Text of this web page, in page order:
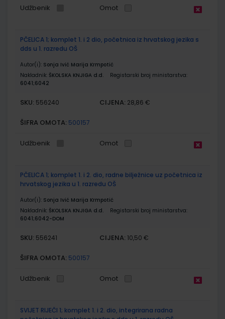
Udžbenik Omot
PČELICA 1; komplet 1. i 2 dio, početnica iz hrvatskog jezika s
dds u 1. razredu OŠ
Autor(i): Sonja Ivić Marija Krmpotić
Nakladnik: ŠKOLSKA KNJIGA d.d.
Registarski broj ministarstva:
6041;6042
SKU: 556240 CIJENA: 28,86 €
ŠIFRA OMOTA: 500157
Udžbenik Omot
PČELICA 1; komplet 1. i 2. dio, radne bilježnice uz početnica iz
hrvatskog jezika u 1. razredu OŠ
Autor(i): Sonja Ivić Marija Krmpotić
Nakladnik: ŠKOLSKA KNJIGA d.d.
Registarski broj ministarstva:
6041;6042-DOM
SKU: 556241 CIJENA: 10,50 €
ŠIFRA OMOTA: 500157
Udžbenik Omot
SVIJET RIJEČI 1; komplet 1. i 2. dio, integrirana radna